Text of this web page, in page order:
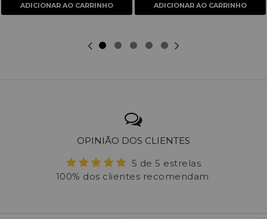
ADICIONAR AO CARRINHO ADICIONAR AO CARRINHO
OPINIÃO DOS CLIENTES
5 de 5 estrelas
100% dos clientes recomendam